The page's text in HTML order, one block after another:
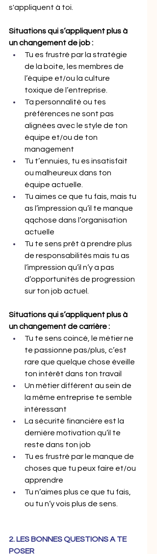
s'appliquent à toi.
Situations qui s’appliquent plus à
un changement de job :
Tu es frustré par la stratégie
de la boite, les membres de
l’équipe et/ou la culture
toxique de l’entreprise.
Ta personnalité ou tes
préférences ne sont pas
alignées avec le style de ton
équipe et/ou de ton
management
Tu t’ennuies, tu es insatisfait
ou malheureux dans ton
équipe actuelle.
Tu aimes ce que tu fais, mais tu
as l’impression qu’il te manque
qqchose dans l’organisation
actuelle
Tu te sens prêt à prendre plus
de responsabilités mais tu as
l’impression qu’il n’y a pas
d’opportunités de progression
sur ton job actuel.
Situations qui s’appliquent plus à
un changement de carrière :
Tu te sens coincé, le métier ne
te passionne pas/plus, c’est
rare que quelque chose éveille
ton intérêt dans ton travail
Un métier différent au sein de
la même entreprise te semble
intéressant
La sécurité financière est la
dernière motivation qu’il te
reste dans ton job
Tu es frustré par le manque de
choses que tu peux faire et/ou
apprendre
Tu n’aimes plus ce que tu fais,
ou tu n’y vois plus de sens.
2. LES BONNES QUESTIONS A TE
POSER